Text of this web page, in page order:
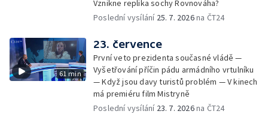
Vznikne replika sochy Rovnováha?
Poslední vysílání 25. 7. 2026na ČT24
61 min
23. července
První veto prezidenta současné vládě —
Vyšetřování příčin pádu armádního vrtulníku
— Když jsou davy turistů problém — V kinech
má premiéru film Mistryně
Poslední vysílání 23. 7. 2026na ČT24